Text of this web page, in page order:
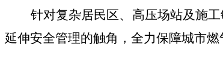
针对复杂居民区、高压场站及施
延伸安全管理的触角，全力保障城市燃